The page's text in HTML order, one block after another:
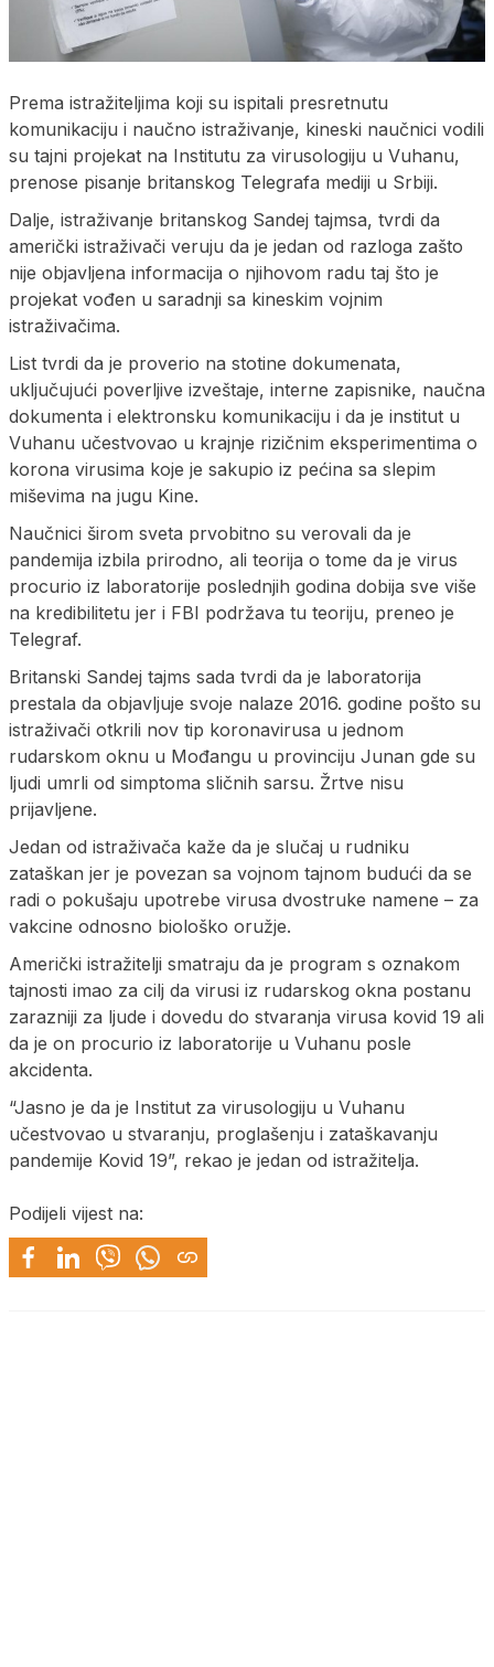
Prema istražiteljima koji su ispitali presretnutu
komunikaciju i naučno istraživanje, kineski naučnici vodili
su tajni projekat na Institutu za virusologiju u Vuhanu,
prenose pisanje britanskog Telegrafa mediji u Srbiji.
Dalje, istraživanje britanskog Sandej tajmsa, tvrdi da
američki istraživači veruju da je jedan od razloga zašto
nije objavljena informacija o njihovom radu taj što je
projekat vođen u saradnji sa kineskim vojnim
istraživačima.
List tvrdi da je proverio na stotine dokumenata,
uključujući poverljive izveštaje, interne zapisnike, naučna
dokumenta i elektronsku komunikaciju i da je institut u
Vuhanu učestvovao u krajnje rizičnim eksperimentima o
korona virusima koje je sakupio iz pećina sa slepim
miševima na jugu Kine.
Naučnici širom sveta prvobitno su verovali da je
pandemija izbila prirodno, ali teorija o tome da je virus
procurio iz laboratorije poslednjih godina dobija sve više
na kredibilitetu jer i FBI podržava tu teoriju, preneo je
Telegraf.
Britanski Sandej tajms sada tvrdi da je laboratorija
prestala da objavljuje svoje nalaze 2016. godine pošto su
istraživači otkrili nov tip koronavirusa u jednom
rudarskom oknu u Mođangu u provinciju Junan gde su
ljudi umrli od simptoma sličnih sarsu. Žrtve nisu
prijavljene.
Jedan od istraživača kaže da je slučaj u rudniku
zataškan jer je povezan sa vojnom tajnom budući da se
radi o pokušaju upotrebe virusa dvostruke namene – za
vakcine odnosno biološko oružje.
Američki istražitelji smatraju da je program s oznakom
tajnosti imao za cilj da virusi iz rudarskog okna postanu
zarazniji za ljude i dovedu do stvaranja virusa kovid 19 ali
da je on procurio iz laboratorije u Vuhanu posle
akcidenta.
“Jasno je da je Institut za virusologiju u Vuhanu
učestvovao u stvaranju, proglašenju i zataškavanju
pandemije Kovid 19”, rekao je jedan od istražitelja.
Podijeli vijest na: